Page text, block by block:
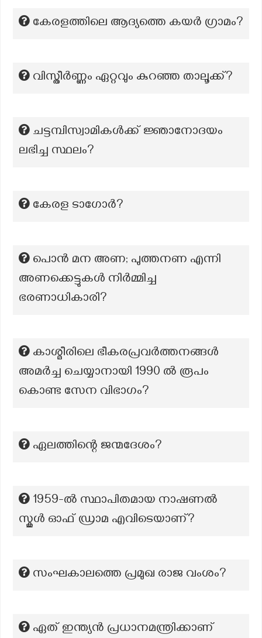
കേരളത്തിലെ ആദ്യത്തെ കയര്‍ ഗ്രാമം?
വിസ്തീർണ്ണം ഏറ്റവും കുറഞ്ഞ താലൂക്ക്?
ചട്ടമ്പിസ്വാമികൾക്ക് ജ്ഞാനോദയം
ലഭിച്ച സ്ഥലം?
കേരള ടാഗോര്‍?
പൊൻ മന അണ; പുത്തനണ എന്നി
അണക്കെട്ടുകൾ നിർമ്മിച്ച
ഭരണാധികാരി?
കാശ്മീരിലെ ഭീകരപ്രവർത്തനങ്ങൾ
അമർച്ച ചെയ്യാനായി 1990 ൽ രൂപം
കൊണ്ട സേന വിഭാഗം?
ഏലത്തിന്റെ ജന്മദേശം?
1959-ൽ സ്ഥാപിതമായ നാഷണൽ
സ്കൂൾ ഓഫ് ഡ്രാമ എവിടെയാണ്?
സംഘകാലത്തെ പ്രമുഖ രാജ വംശം?
ഏത് ഇന്ത്യൻ പ്രധാനമന്ത്രിക്കാണ്